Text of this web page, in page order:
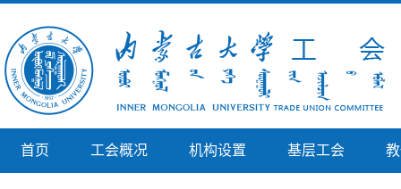
首页 工会概况 机构设置 基层工会